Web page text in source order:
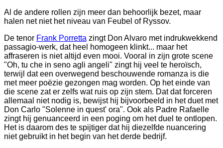
Al de andere rollen zijn meer dan behoorlijk bezet, maar
halen net niet het niveau van Feubel of Ryssov.
De tenor Frank Porretta zingt Don Alvaro met indrukwekkend
passagio-werk, dat heel homogeen klinkt... maar het
affraseren is niet altijd even mooi. Vooral in zijn grote scene
"Oh, tu che in seno agli angeli" zingt hij veel te heroïsch,
terwijl dat een overwegend beschouwende romanza is die
met meer poëzie gezongen mag worden. Op het einde van
die scene zat er zelfs wat ruis op zijn stem. Dat dat forceren
allemaal niet nodig is, bewijst hij bijvoorbeeld in het duet met
Don Carlo "Solenne in quest' ora". Ook als Padre Rafaelle
zingt hij genuanceerd in een poging om het duel te ontlopen.
Het is daarom des te spijtiger dat hij diezelfde nuancering
niet gebruikt in het begin van het derde bedrijf.